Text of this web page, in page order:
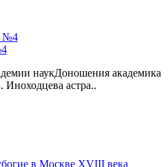
наукДоношения академика
астра..